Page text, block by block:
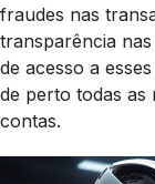
fraudes nas
transparência
de acesso a
de perto todas as
contas.